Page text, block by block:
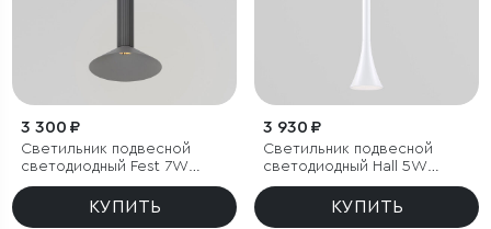
3 300 ₽
Светильник подвесной
светодиодный Fest 7W
3000K графит
КУПИТЬ
3 930 ₽
Светильник подвесной
светодиодный Hall 5W
4000K белый
КУПИТЬ